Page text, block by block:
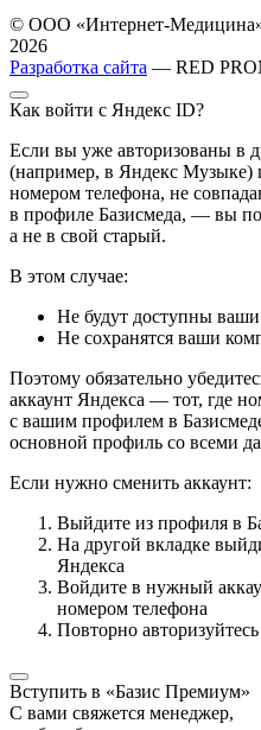
© ООО «Интернет-
2026
Разработка сайта — RED
Как войти с Яндекс ID?
Если вы уже авторизованы в
(например, в Яндекс Музыке)
номером телефона, не
в профиле Базисмеда, — вы
а не в свой старый.
В этом случае:
Не будут доступны
Не сохранятся ваши
Поэтому обязательно
аккаунт Яндекса — тот, где
с вашим профилем в
основной профиль со всеми
Если нужно сменить аккаунт:
Выйдите из профиля в
На другой вкладке
Яндекса
Войдите в нужный
номером телефона
Повторно
Вступить в «Базис Премиум»
С вами свяжется менеджер,